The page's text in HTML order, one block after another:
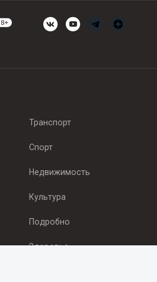
Транспорт
Спорт
Недвижимость
Культура
Подробно
Здоровье